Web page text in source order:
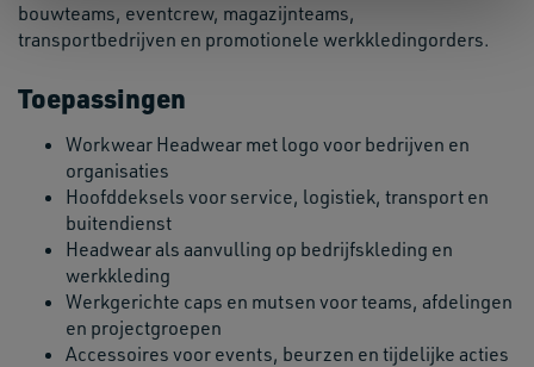
bouwteams, eventcrew, magazijnteams,
transportbedrijven en promotionele werkkledingorders.
Toepassingen
Workwear Headwear met logo voor bedrijven en
organisaties
Hoofddeksels voor service, logistiek, transport en
buitendienst
Headwear als aanvulling op bedrijfskleding en
werkkleding
Werkgerichte caps en mutsen voor teams, afdelingen
en projectgroepen
Accessoires voor events, beurzen en tijdelijke acties